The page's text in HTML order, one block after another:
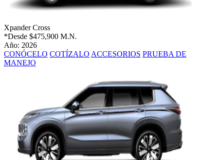
Xpander Cross
*Desde $475,900 M.N.
Año: 2026
CONÓCELO COTÍZALO ACCESORIOS PRUEBA DE
MANEJO